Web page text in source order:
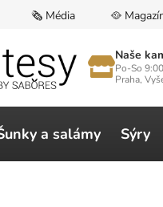
🗞️ Média 🥘
Naše
Po-So
Praha,
a salámy Sýry